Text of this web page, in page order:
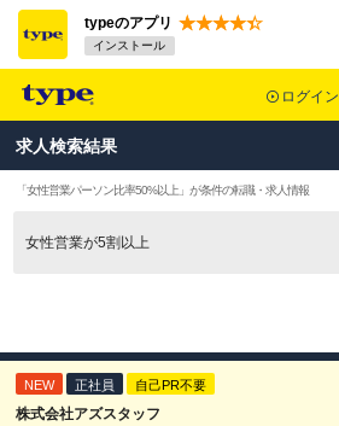
typeのアプリ
インストール
ログイン
求人検索結果
「女性営業パーソン比率50%以上」が条件の転職・求人情報
女性営業が5割以上
NEW 正社員 自己PR不要
株式会社アズスタッフ